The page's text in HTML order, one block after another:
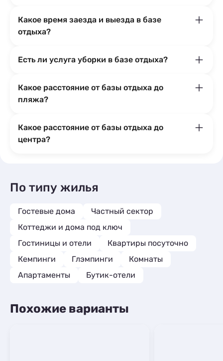
Какое время заезда и выезда в базе
отдыха?
Есть ли услуга уборки в базе отдыха?
Какое расстояние от базы отдыха до
пляжа?
Какое расстояние от базы отдыха до
центра?
По типу жилья
Гостевые дома
Частный сектор
Коттеджи и дома под ключ
Гостиницы и отели
Квартиры посуточно
Кемпинги
Глэмпинги
Комнаты
Апартаменты
Бутик-отели
Похожие варианты